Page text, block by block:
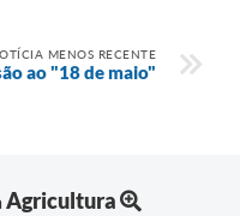
MENOS RECENTE
ao "18 de maio"
Agricultura